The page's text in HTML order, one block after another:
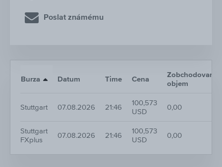
Poslat známému
Burza Datum Time Cena
Zobchodovaný
objem
Stuttgart 07.08.2026 21:46
100,573
USD
0,00
Stuttgart
FXplus
07.08.2026 21:46
100,573
USD
0,00